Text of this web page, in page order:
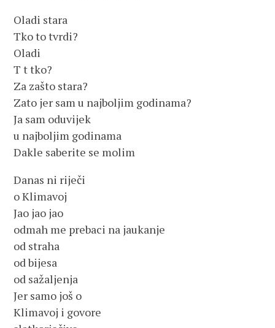
Oladi stara
Tko to tvrdi?
Oladi
T t tko?
Za zašto stara?
Zato jer sam u najboljim godinama?
Ja sam oduvijek
u najboljim godinama
Dakle saberite se molim
Danas ni riječi
o Klimavoj
Jao jao jao
odmah me prebaci na jaukanje
od straha
od bijesa
od sažaljenja
Jer samo još o
Klimavoj i govore